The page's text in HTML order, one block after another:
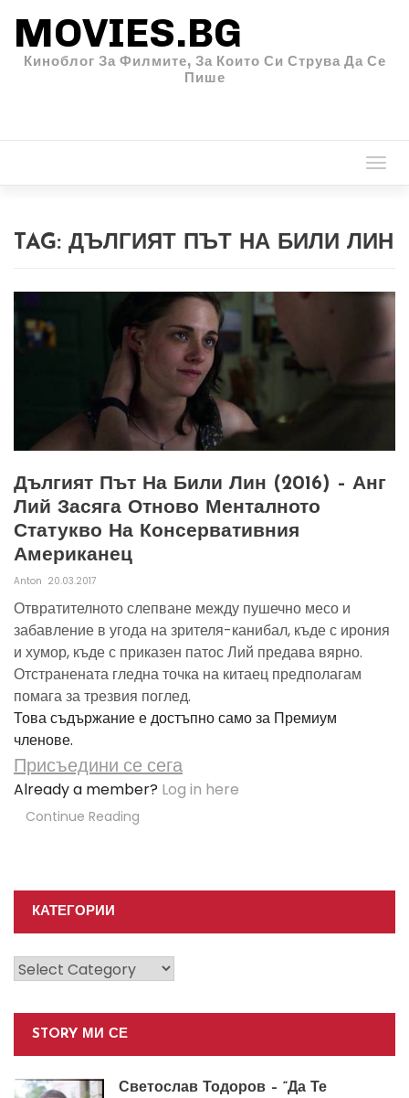
MOVIES.BG
Киноблог За Филмите, За Които Си Струва Да Се
Пише
TAG: ДЪЛГИЯТ ПЪТ НА БИЛИ ЛИН
Дългият Път На Били Лин (2016) – Анг
Лий Засяга Отново Менталното
Статукво На Консервативния
Американец
Anton 20.03.2017
Отвратителното слепване между пушечно месо и
забавление в угода на зрителя-канибал, къде с ирония
и хумор, къде с приказен патос Лий предава вярно.
Отстранената гледна точка на китаец предполагам
помага за трезвия поглед.
Това съдържание е достъпно само за Премиум
членове.
Присъедини се сега
Already a member? Log in here
Continue Reading
КАТЕГОРИИ
Категории
STORY МИ СЕ
Светослав Тодоров – “Да Те